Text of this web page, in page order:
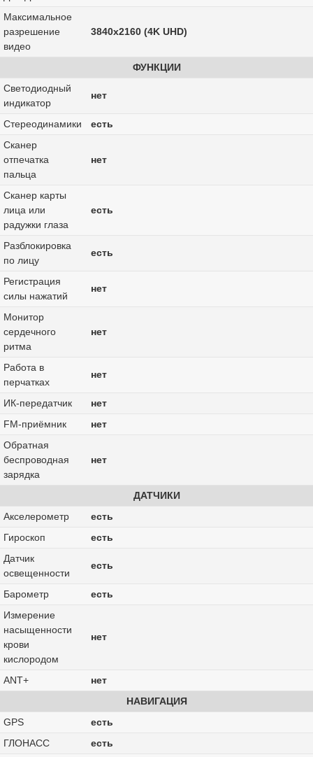
Максимальное
разрешение
видео
3840x2160 (4K UHD)
ФУНКЦИИ
Светодиодный
индикатор
нет
Стереодинамики
есть
Сканер
отпечатка
пальца
нет
Сканер карты
лица или
радужки глаза
есть
Разблокировка
по лицу
есть
Регистрация
силы нажатий
нет
Монитор
сердечного
ритма
нет
Работа в
перчатках
нет
ИК-передатчик
нет
FM-приёмник
нет
Обратная
беспроводная
зарядка
нет
ДАТЧИКИ
Акселерометр
есть
Гироскоп
есть
Датчик
освещенности
есть
Барометр
есть
Измерение
насыщенности
крови
кислородом
нет
ANT+
нет
НАВИГАЦИЯ
GPS
есть
ГЛОНАСС
есть